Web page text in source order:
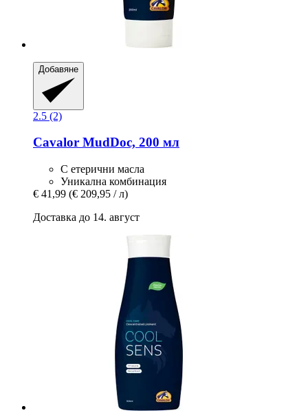
Добавяне
2.5 (2)
Cavalor MudDoc, 200 мл
С етерични масла
Уникална комбинация
€ 41,99 (€ 209,95 / л)
Доставка до 14. август